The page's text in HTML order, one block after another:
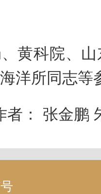
黄科院、
洋所同志等
者： 张金鹏